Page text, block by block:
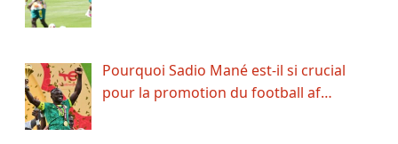
Pourquoi Sadio Mané est-il si crucial
pour la promotion du football af…